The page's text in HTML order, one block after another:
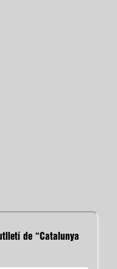
de “Catalunya